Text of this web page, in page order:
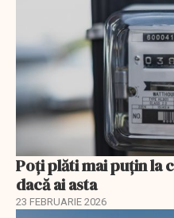
Poți plăti mai puțin la
dacă ai asta
23 FEBRUARIE 2026